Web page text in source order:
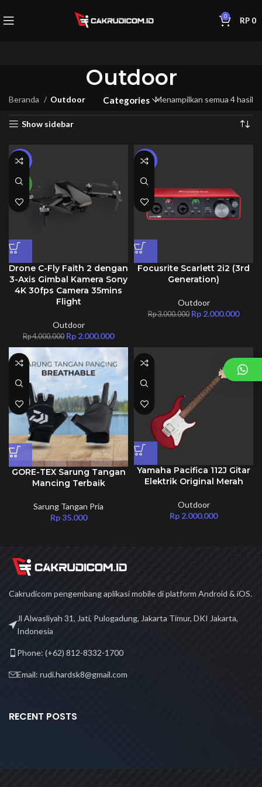
0 RP 0
Outdoor
Categories
Beranda Outdoor Menampilkan semua 4 hasil
Show sidebar
-50%
NEW
Drone C-Fly Faith 2 dengan
3-Axis Gimbal Kamera Sony
4K 30fps Camera 35mins
Flight
Outdoor
Rp4.000.000 Rp 2.000.000
-33%
Focusrite Scarlett 2i2 (3rd
Generation)
Outdoor
Rp3.000.000 Rp 2.000.000
GORE-TEX Sarung Tangan
Mancing Terbaik
Sarung Tangan Pria
Rp35.000
Yamaha Pacifica 112J Gitar
Elektrik Original Merah
Outdoor
Rp 2.000.000
Cakrudicom pengembang aplikasi mobile di platform Android & iOS.
Jl Alwasliyah 31, Jati, Pulogadung, Jakarta Timur, DKI Jakarta,
Indonesia
Phone: (+62) 812-8332-1700
Email: rudi.hardsk8@gmail.com
RECENT POSTS